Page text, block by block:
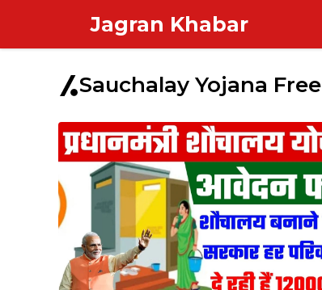
content
Jagran Khabar
Sauchalay Yojana Free